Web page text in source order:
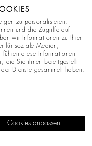
Farbdifferenzen zum
wir uns
aus
Auftragsbestätigung
beträgt. Ihren
zu personalisieren,
und die Zugriffe auf
wir Informationen zu Ihrer
für soziale Medien,
führen diese Informationen
die Sie ihnen bereitgestellt
Dienste gesammelt haben.
Cookies anpassen